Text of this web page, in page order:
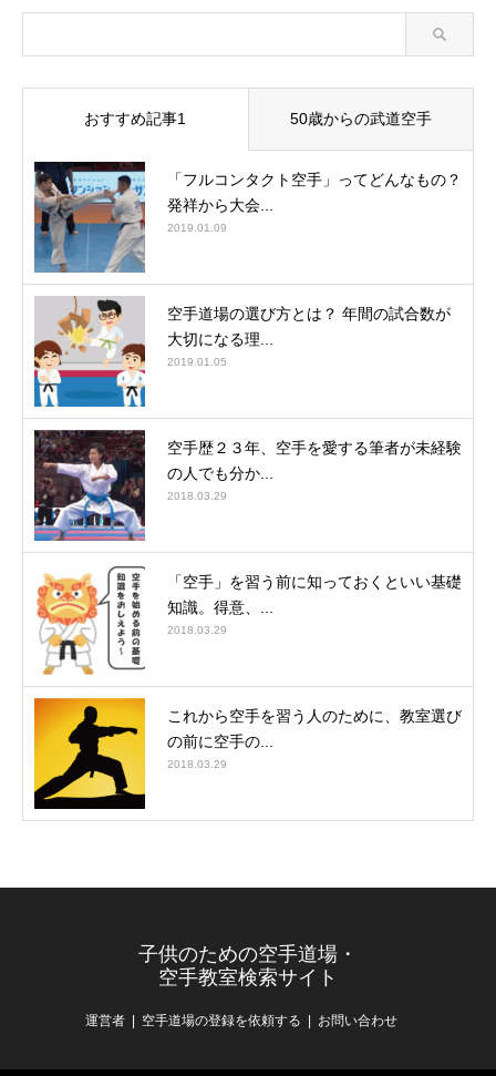
おすすめ記事1 50歳からの武道空手
「フルコンタクト空手」ってどんなもの？
発祥から大会...
2019.01.09
空手道場の選び方とは？ 年間の試合数が
大切になる理...
2019.01.05
空手歴２３年、空手を愛する筆者が未経験
の人でも分か...
2018.03.29
「空手」を習う前に知っておくといい基礎
知識。得意、...
2018.03.29
これから空手を習う人のために、教室選び
の前に空手の...
2018.03.29
子供のための空手道場・
空手教室検索サイト
運営者 空手道場の登録を依頼する お問い合わせ